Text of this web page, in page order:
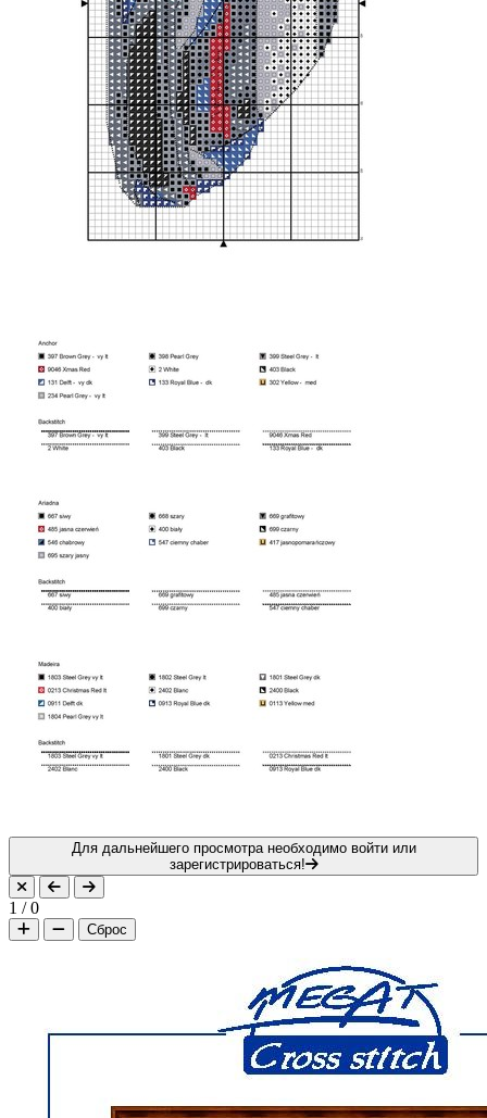
Для дальнейшего просмотра необходимо войти или
зарегистрироваться!
1 /0
Сброс